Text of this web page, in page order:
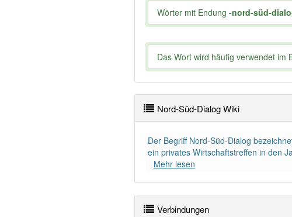
Wörter mit Endung -nord-süd-
Das Wort wird häufig verwendet im
Nord-Süd-Dialog Wiki
Der Begriff Nord-Süd-Dialog
ein privates Wirtschaftstreffen in den
Mehr lesen
Verbindungen